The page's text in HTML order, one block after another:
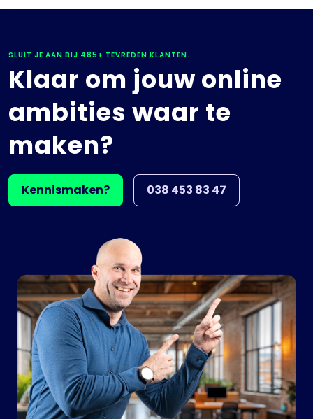
SLUIT JE AAN BIJ 485+ TEVREDEN KLANTEN.
Klaar om jouw online
ambities waar te
maken?
Kennismaken? 038 453 83 47